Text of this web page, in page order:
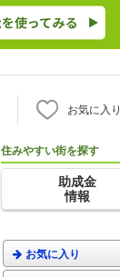
お気に入り
住みやすい街を探す
助成金
情報
お気に入り